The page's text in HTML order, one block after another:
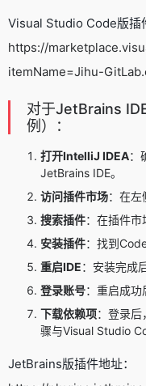
Visual Studio Code版插
https://
itemName=Jihu-
对于JetBrains
例）：
打开IntelliJ IDEA：
JetBrains IDE。
访问插件市场：在左
搜索插件：在插件市
安装插件：找到
重启IDE：安装完成
登录账号：重启成功
下载依赖项：登录
骤与Visual Studio
JetBrains版插件地址：